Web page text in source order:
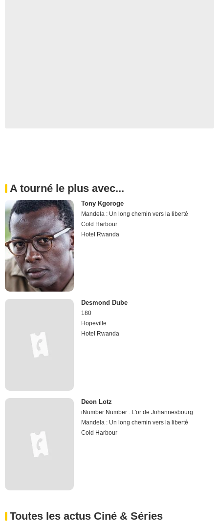
A tourné le plus avec...
Tony Kgoroge
Mandela : Un long chemin vers la liberté
Cold Harbour
Hotel Rwanda
Desmond Dube
180
Hopeville
Hotel Rwanda
Deon Lotz
iNumber Number : L'or de Johannesbourg
Mandela : Un long chemin vers la liberté
Cold Harbour
Toutes les actus Ciné & Séries